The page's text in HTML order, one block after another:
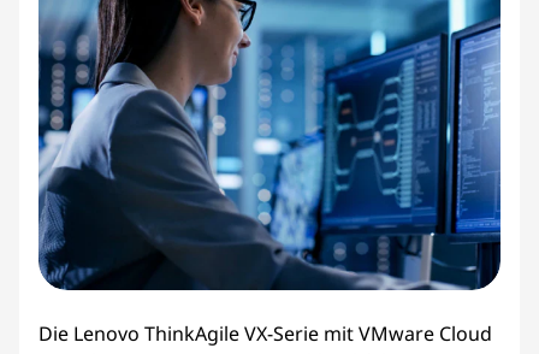
Die Lenovo ThinkAgile VX-Serie mit VMware Cloud